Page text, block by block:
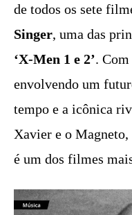
de todos os sete
Singer, uma das
‘X-Men 1 e 2’.
envolvendo um
tempo e a icônica
Xavier e o Magneto,
é um dos filmes